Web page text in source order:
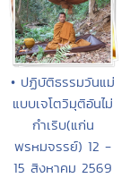
• ปฏิบัติธรรมวันแม่
แบบเจโตวิมุติอันไม่
กำเริบ(แก่น
พรหมจรรย์) 12 -
15 สิงหาคม 2569